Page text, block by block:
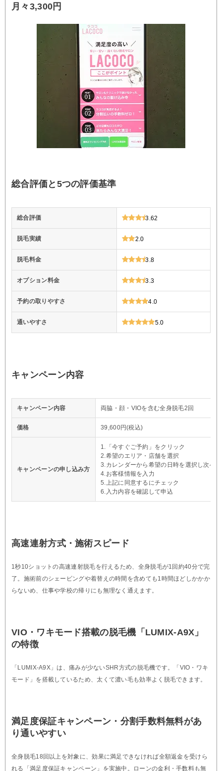
月々3,300円
総合評価と5つの評価基準
総合評価 3.62
脱毛実績 2.0
脱毛料金 3.8
オプション料金 3.3
予約の取りやすさ 4.0
通いやすさ 5.0
キャンペーン内容
キャンペーン内容 両脇・顔・VIOを含む全身脱毛2回
価格 39,600円(税込)
キャンペーンの申し込み方
1.「今すぐご予約」をクリック
2.希望のエリア・店舗を選択
3.カレンダーから希望の日時を選択し次へ
4.お客様情報を入力
5.上記に同意するにチェック
6.入力内容を確認して申込
高速連射方式・施術スピード
1秒10ショットの高速連射脱毛を行えるため、全身脱毛が1回約40分で完
了。施術前のシェービングや着替えの時間を含めても1時間ほどしかかか
らないめ、仕事や学校の帰りにも無理なく通えます。
VIO・ワキモード搭載の脱毛機「LUMIX-A9X」
の特徴
「LUMIX-A9X」は、痛みが少ないSHR方式の脱毛機です。「VIO・ワキ
モード」を搭載しているため、太くて濃い毛も効率よく脱毛できます。
満足度保証キャンペーン・分割手数料無料があ
り通いやすい
全身脱毛18回以上を対象に、効果に満足できなければ全額返金を受けら
れる「満足度保証キャンペーン」を実施中。ローンの金利・手数料も無